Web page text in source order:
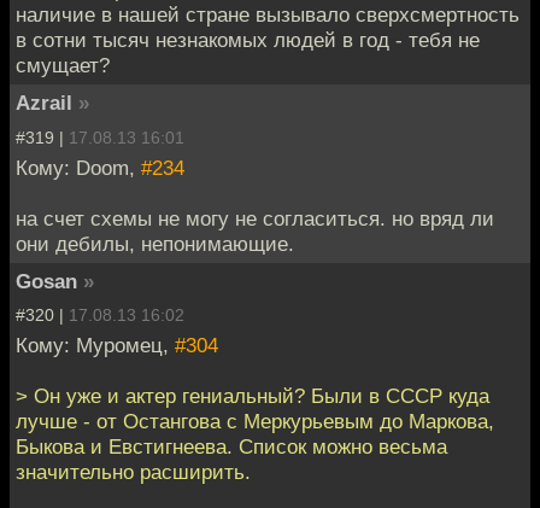
наличие в нашей стране вызывало сверхсмертность
в сотни тысяч незнакомых людей в год - тебя не
смущает?
Azrail »
#319 | 17.08.13 16:01
Кому: Doom, #234
на счет схемы не могу не согласиться. но вряд ли
они дебилы, непонимающие.
Gosan »
#320 | 17.08.13 16:02
Кому: Муромец, #304
> Он уже и актер гениальный? Были в СССР куда
лучше - от Остангова с Меркурьевым до Маркова,
Быкова и Евстигнеева. Список можно весьма
значительно расширить.